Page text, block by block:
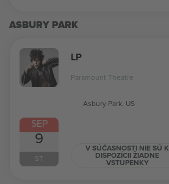
ASBURY PARK
SEP
9
ST
LP
Paramount Theatre
Asbury Park, US
V SÚČASNOSTI NIE SÚ K
DISPOZÍCII ŽIADNE
VSTUPENKY